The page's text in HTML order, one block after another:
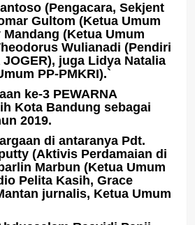
(Pengacara, Sekjent
Gultom (Ketua Umum
Mandang (Ketua Umum
Wulianadi (Pendiri
juga Lidya Natalia
PP-PMKRI).`
ke-3 PEWARNA
Kota Bandung sebagai
2019.
di antaranya Pdt.
(Aktivis Perdamaian di
Marbun (Ketua Umum
Pelita Kasih, Grace
jurnalis, Ketua Umum